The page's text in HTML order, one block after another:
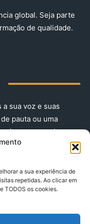
a sua experiência de
repetidas. Ao clicar em
TODOS os cookies.
global. Seja parte
de qualidade.
sua voz e suas
pauta ou uma
nos agora!